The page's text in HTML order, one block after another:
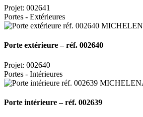
Projet: 002641
Portes - Extérieures
Porte extérieure – réf. 002640
Projet: 002640
Portes - Intérieures
Porte intérieure – réf. 002639